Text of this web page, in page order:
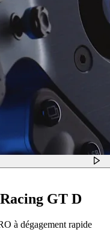
GT D
à dégagement rapide